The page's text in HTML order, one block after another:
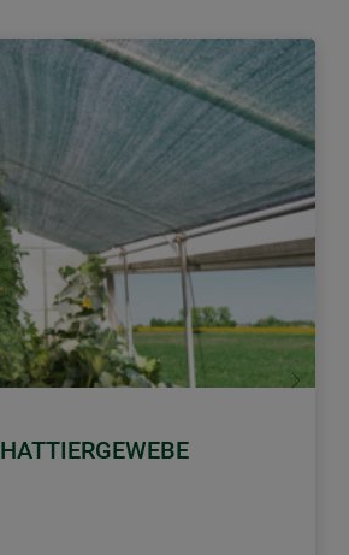
Weiter